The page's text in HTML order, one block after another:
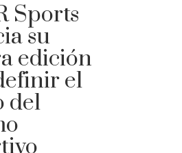
Sports
su
edición
el
del